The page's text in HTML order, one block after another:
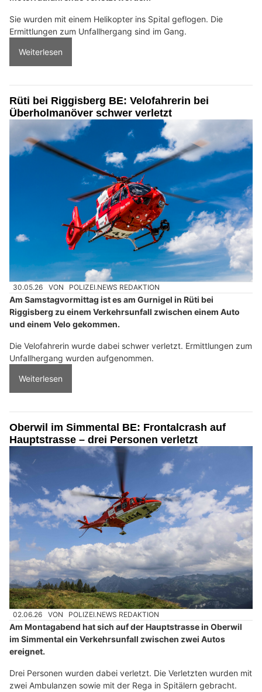
Sie wurden mit einem Helikopter ins Spital geflogen. Die
Ermittlungen zum Unfallhergang sind im Gang.
Weiterlesen
Rüti bei Riggisberg BE: Velofahrerin bei
Überholmanöver schwer verletzt
30.05.26 VON POLIZEI.NEWS REDAKTION
Am Samstagvormittag ist es am Gurnigel in Rüti bei
Riggisberg zu einem Verkehrsunfall zwischen einem Auto
und einem Velo gekommen.
Die Velofahrerin wurde dabei schwer verletzt. Ermittlungen zum
Unfallhergang wurden aufgenommen.
Weiterlesen
Oberwil im Simmental BE: Frontalcrash auf
Hauptstrasse – drei Personen verletzt
02.06.26 VON POLIZEI.NEWS REDAKTION
Am Montagabend hat sich auf der Hauptstrasse in Oberwil
im Simmental ein Verkehrsunfall zwischen zwei Autos
ereignet.
Drei Personen wurden dabei verletzt. Die Verletzten wurden mit
zwei Ambulanzen sowie mit der Rega in Spitälern gebracht.